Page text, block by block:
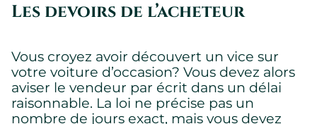
Les devoirs de l’acheteur
Vous croyez avoir découvert un vice sur
votre voiture d’occasion? Vous devez alors
aviser le vendeur par écrit dans un délai
raisonnable. La loi ne précise pas un
nombre de jours exact, mais vous devez